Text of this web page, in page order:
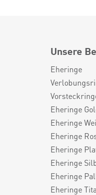
Unsere
Eheringe
Eheringe
Eheringe
Eheringe
Eheringe
Eheringe
Eheringe
Eheringe